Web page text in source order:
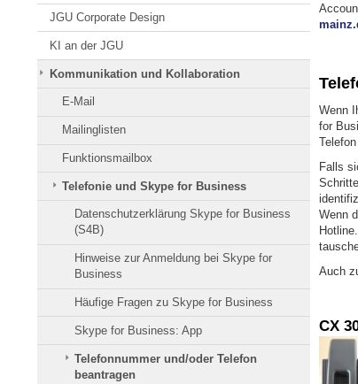
JGU Corporate Design
KI an der JGU
Kommunikation und Kollaboration
E-Mail
Mailinglisten
Funktionsmailbox
Telefonie und Skype for Business
Datenschutzerklärung Skype for Business
(S4B)
Hinweise zur Anmeldung bei Skype for
Business
Häufige Fragen zu Skype for Business
Skype for Business: App
Telefonnummer und/oder Telefon
beantragen
Wenn
for
Falls
Wenn
Auch
CX